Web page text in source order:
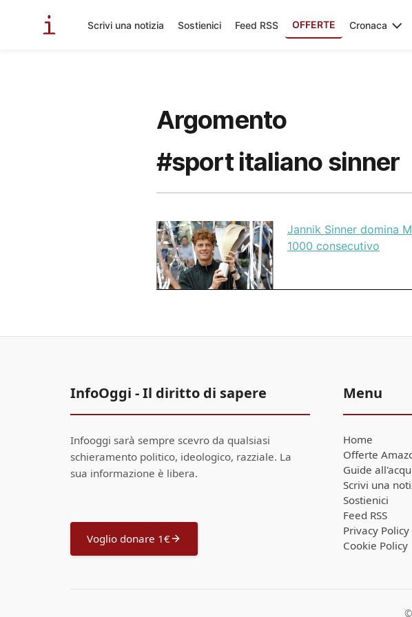
Scrivi una notizia Sostienici Feed RSS OFFERTE Cronaca
Argomento
#sport italiano sinner
Jannik Sinner domina
1000 consecutivo
InfoOggi - Il diritto di sapere
Infooggi sarà sempre scevro da qualsiasi
schieramento politico, ideologico, razziale. La
sua informazione è libera.
Voglio donare 1€
Menu
Home
Offerte
Guide
Scrivi una
Sostienici
Feed RSS
Privacy Policy
Cookie Policy